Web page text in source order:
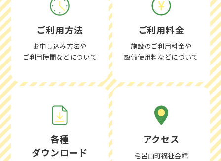
ご利用方法
お申し込み方法や
ご利用時間などについて
ご利用料金
施設のご利用料金や
設備使用料などについて
各種
ダウンロード
アクセス
毛呂山町福祉会館